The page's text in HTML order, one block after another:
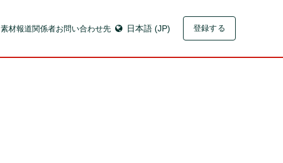
素材報道関係者お問い合わせ先 日本語 (JP) 登録する